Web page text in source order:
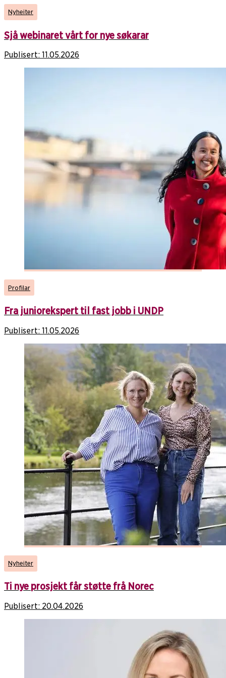
Nyheiter
Sjå webinaret vårt for nye søkarar
Publisert: 11.05.2026
Profilar
Fra juniorekspert til fast jobb i UNDP
Publisert: 11.05.2026
Nyheiter
Ti nye prosjekt får støtte frå Norec
Publisert: 20.04.2026